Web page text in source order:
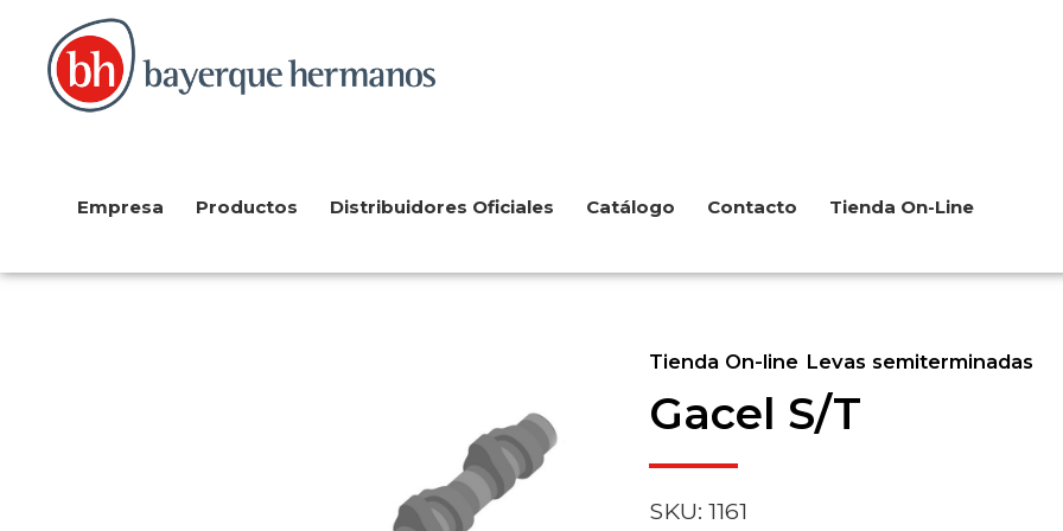
Empresa Productos Distribuidores Oficiales Catálogo Contacto Tienda On-Line
Tienda On-line Levas semiterminadas
Gacel S/T
SKU: 1161